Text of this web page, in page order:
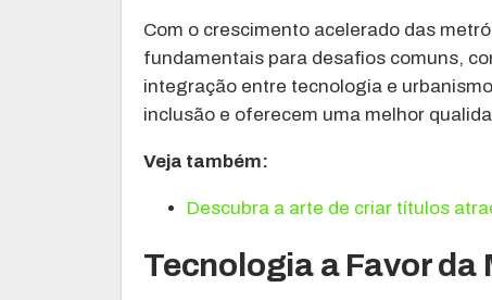
Com o crescimento acelerado das
fundamentais para desafios comuns,
integração entre tecnologia e
inclusão e oferecem uma melhor
Veja também:
Descubra a arte de criar títulos
Tecnologia a Favor